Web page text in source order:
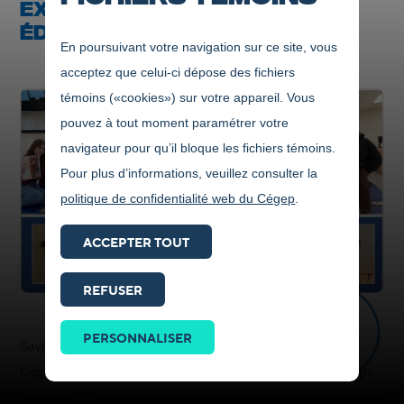
En poursuivant votre navigation sur ce site, vous
acceptez que celui-ci dépose des fichiers
témoins («cookies») sur votre appareil. Vous
pouvez à tout moment paramétrer votre
navigateur pour qu’il bloque les fichiers témoins.
Pour plus d’informations, veuillez consulter la
politique de confidentialité web du Cégep
ACCEPTER TOUT
REFUSER
PERSONNALISER
EXPOSITION DE MAGAZINES EN
ÉDUCATION SPÉCIALISÉE
Saviez-vous que les étudiants en Éducation spécialisée du
Cégep organisent un «salon du livre spécialisé», au Cégep de